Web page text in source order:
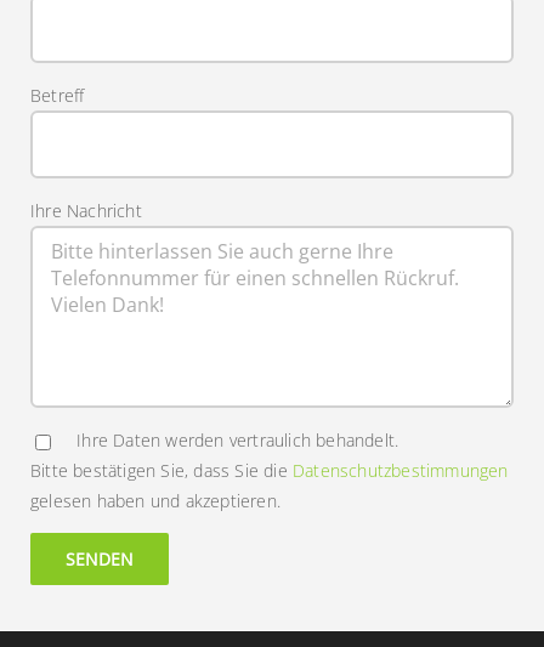
Betreff
Ihre Nachricht
Ihre Daten werden vertraulich behandelt.
Bitte bestätigen Sie, dass Sie die Datenschutzbestimmungen
gelesen haben und akzeptieren.